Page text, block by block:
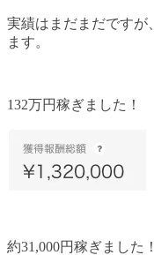
実績はまだまだですが
ます。
132万円稼ぎました！
約31,000円稼ぎました！